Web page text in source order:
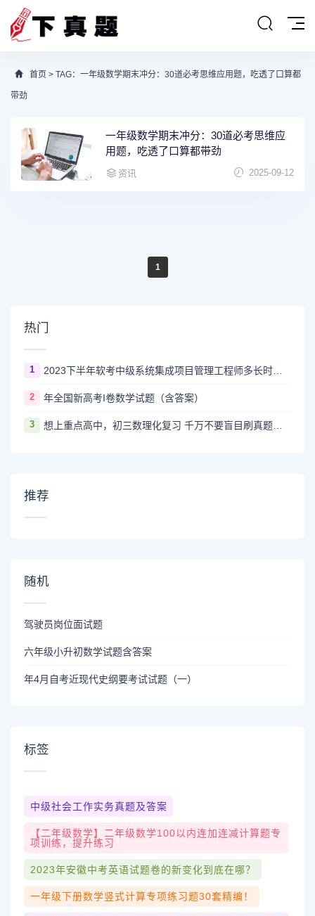
首页 > TAG：一年级数学期末冲分：30道必考思维应用题，吃透了口算都
带劲
一年级数学期末冲分：30道必考思维应
用题，吃透了口算都带劲
资讯 2025-09-12
1
热门
1 2023下半年软考中级系统集成项目管理工程师多长时间出成绩
2 年全国新高考I卷数学试题（含答案）
3 想上重点高中，初三数理化复习 千万不要盲目刷真题卷和模拟卷！
推荐
随机
驾驶员岗位面试题
六年级小升初数学试题含答案
年4月自考近现代史纲要考试试题（一）
标签
中级社会工作实务真题及答案
【二年级数学】二年级数学100以内连加连减计算题专
项训练，提升练习
2023年安徽中考英语试题卷的新变化到底在哪？
一年级下册数学竖式计算专项练习题30套精编！